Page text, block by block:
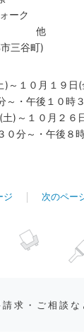
ーク
三谷町)
～１０月１９日
～・午後１０時
１０月２６
０分～・午後８
ジ 次のペー
求・ご相談な